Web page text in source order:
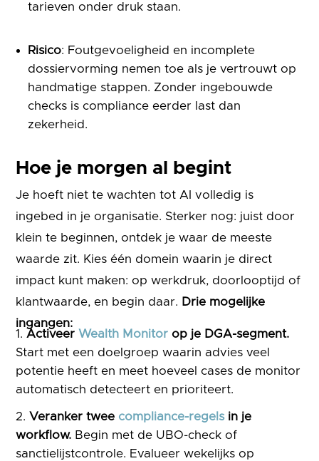
tarieven onder druk staan.
Risico: Foutgevoeligheid en incomplete
dossiervorming nemen toe als je vertrouwt op
handmatige stappen. Zonder ingebouwde
checks is compliance eerder last dan
zekerheid.
Hoe je morgen al begint
Je hoeft niet te wachten tot AI volledig is
ingebed in je organisatie. Sterker nog: juist door
klein te beginnen, ontdek je waar de meeste
waarde zit. Kies één domein waarin je direct
impact kunt maken: op werkdruk, doorlooptijd of
klantwaarde, en begin daar. Drie mogelijke
ingangen:
Activeer Wealth Monitor op je DGA-segment.
Start met een doelgroep waarin advies veel
potentie heeft en meet hoeveel cases de monitor
automatisch detecteert en prioriteert.
Veranker twee compliance-regelsin je
workflow. Begin met de UBO-check of
sanctielijstcontrole. Evalueer wekelijks op